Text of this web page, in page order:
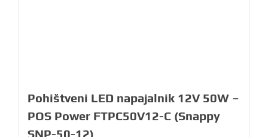
Pohištveni LED napajalnik 12V 50W –
POS Power FTPC50V12-C (Snappy
SNP-50-12)